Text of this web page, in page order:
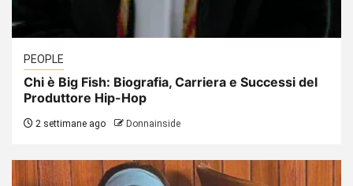
PEOPLE
Chi è Big Fish: Biografia, Carriera e Successi del
Produttore Hip-Hop
2 settimane ago Donnainside